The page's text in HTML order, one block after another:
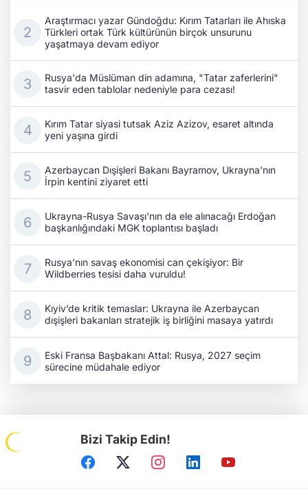
Araştırmacı yazar Gündoğdu: Kırım Tatarları ile Ahıska
Türkleri ortak Türk kültürünün birçok unsurunu
yaşatmaya devam ediyor
Rusya'da Müslüman din adamına, "Tatar zaferlerini"
tasvir eden tablolar nedeniyle para cezası!
Kırım Tatar siyasi tutsak Aziz Azizov, esaret altında
yeni yaşına girdi
Azerbaycan Dışişleri Bakanı Bayramov, Ukrayna'nın
İrpin kentini ziyaret etti
Ukrayna-Rusya Savaşı'nın da ele alınacağı Erdoğan
başkanlığındaki MGK toplantısı başladı
Rusya’nın savaş ekonomisi can çekişiyor: Bir
Wildberries tesisi daha vuruldu!
Kıyiv’de kritik temaslar: Ukrayna ile Azerbaycan
dışişleri bakanları stratejik iş birliğini masaya yatırdı
Eski Fransa Başbakanı Attal: Rusya, 2027 seçim
sürecine müdahale ediyor
Bizi Takip Edin!